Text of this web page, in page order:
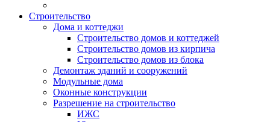
Строительство
Дома и коттеджи
Строительство домов и коттеджей
Строительство домов из кирпича
Строительство домов из блока
Демонтаж зданий и сооружений
Модульные дома
Оконные конструкции
Разрешение на строительство
ИЖС